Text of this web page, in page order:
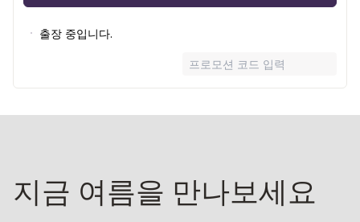
출장 중입니다.
프로모션 코드 입력
지금 여름을 만나보세요